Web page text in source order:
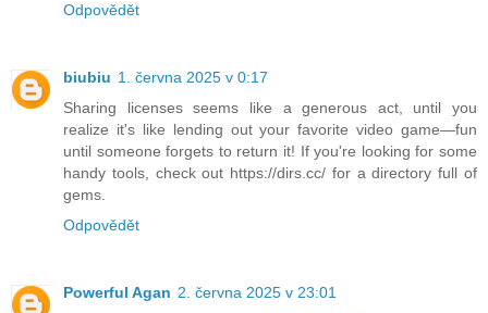
Odpovědět
biubiu 1. června 2025 v 0:17
Sharing licenses seems like a generous act, until you
realize it's like lending out your favorite video game—fun
until someone forgets to return it! If you're looking for some
handy tools, check out https://dirs.cc/ for a directory full of
gems.
Odpovědět
Powerful Agan 2. června 2025 v 23:01